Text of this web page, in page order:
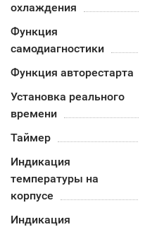
охлаждения
Функция
самодиагностики
Функция авторестарта
Установка реального
времени
Таймер
Индикация
температуры на
корпусе
Индикация